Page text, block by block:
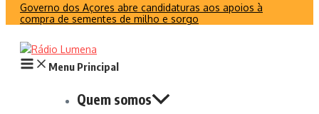
Governo dos Açores abre candidaturas aos apoios à
compra de sementes de milho e sorgo
Menu Principal
Quem somos